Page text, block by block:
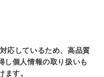
応しているため、高品質
し個人情報の取り扱いも
す。